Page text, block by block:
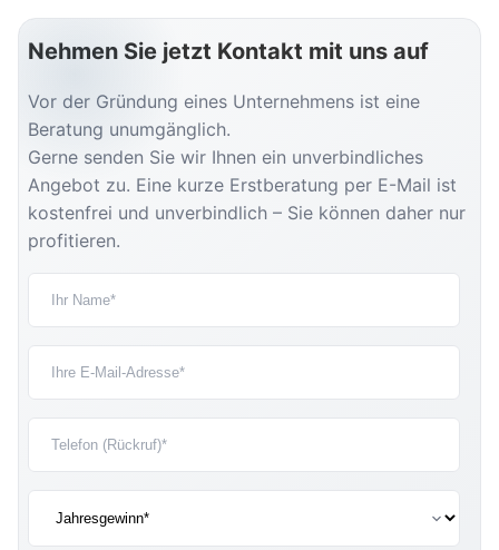
Nehmen Sie jetzt Kontakt mit uns auf
Vor der Gründung eines Unternehmens ist eine
Beratung unumgänglich.
Gerne senden Sie wir Ihnen ein unverbindliches
Angebot zu. Eine kurze Erstberatung per E-Mail ist
kostenfrei und unverbindlich – Sie können daher nur
profitieren.